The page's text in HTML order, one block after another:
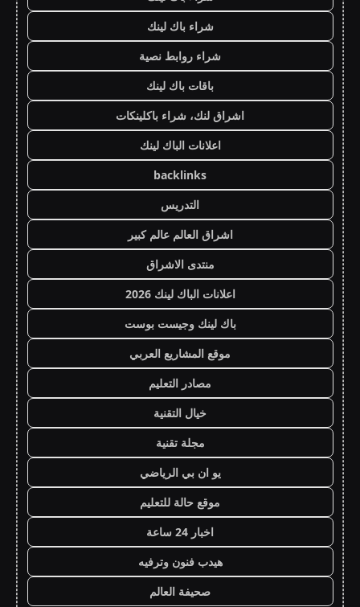
شراء باك لينك
شراء روابط نصية
باقات باك لينك
اشراق لنك، شراء باكلينكات
اعلانات الباك لينك
backlinks
التدريس
اشراق العالم عالم كبير
منتدى الاشراق
اعلانات الباك لينك 2026
باك لينك وجيست بوست
موقع المشاريع العربي
مصادر التعليم
خيال التقنية
مجلة تقنية
يو ان بي الرياضي
موقع حالة للتعليم
اخبار 24 ساعة
هيدب فنون وترفيه
صحيفة العالم